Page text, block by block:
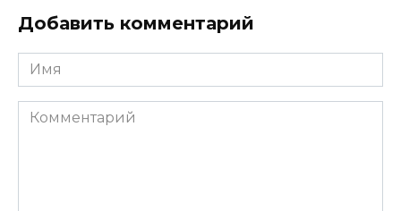
Добавить комментарий
Имя
Комментарий